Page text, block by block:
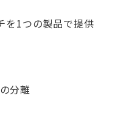
を1つの製品で提供
分離